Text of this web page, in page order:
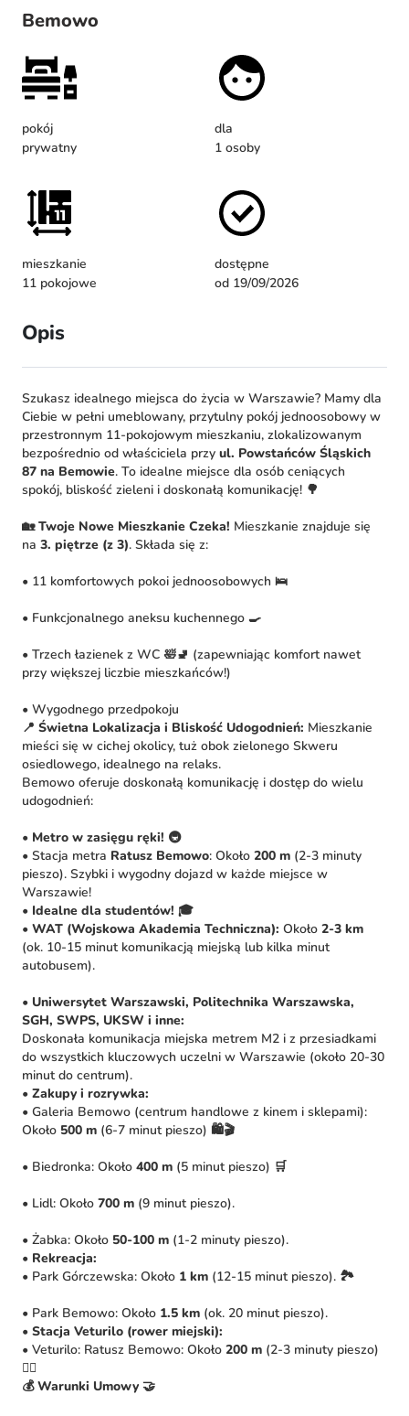
Bemowo
pokój
prywatny
dla
1 osoby
mieszkanie
11 pokojowe
dostępne
od 19/09/2026
Opis
Szukasz idealnego miejsca do życia w Warszawie? Mamy dla
Ciebie w pełni umeblowany, przytulny pokój jednoosobowy w
przestronnym 11-pokojowym mieszkaniu, zlokalizowanym
bezpośrednio od właściciela przy ul. Powstańców Śląskich
87 na Bemowie. To idealne miejsce dla osób ceniących
spokój, bliskość zieleni i doskonałą komunikację! 🌳
🏡 Twoje Nowe Mieszkanie Czeka! Mieszkanie znajduje się
na 3. piętrze (z 3). Składa się z:
• 11 komfortowych pokoi jednoosobowych 🛌
• Funkcjonalnego aneksu kuchennego 🍳
• Trzech łazienek z WC 🛀🚽 (zapewniając komfort nawet
przy większej liczbie mieszkańców!)
• Wygodnego przedpokoju
📍 Świetna Lokalizacja i Bliskość Udogodnień: Mieszkanie
mieści się w cichej okolicy, tuż obok zielonego Skweru
osiedlowego, idealnego na relaks.
Bemowo oferuje doskonałą komunikację i dostęp do wielu
udogodnień:
• Metro w zasięgu ręki! 🚇
• Stacja metra Ratusz Bemowo: Około 200 m (2-3 minuty
pieszo). Szybki i wygodny dojazd w każde miejsce w
Warszawie!
• Idealne dla studentów! 🎓
• WAT (Wojskowa Akademia Techniczna): Około 2-3 km
(ok. 10-15 minut komunikacją miejską lub kilka minut
autobusem).
• Uniwersytet Warszawski, Politechnika Warszawska,
SGH, SWPS, UKSW i inne:
Doskonała komunikacja miejska metrem M2 i z przesiadkami
do wszystkich kluczowych uczelni w Warszawie (około 20-30
minut do centrum).
• Zakupy i rozrywka:
• Galeria Bemowo (centrum handlowe z kinem i sklepami):
Około 500 m (6-7 minut pieszo) 🛍️🎬
• Biedronka: Około 400 m (5 minut pieszo) 🛒
• Lidl: Około 700 m (9 minut pieszo).
• Żabka: Około 50-100 m (1-2 minuty pieszo).
• Rekreacja:
• Park Górczewska: Około 1 km (12-15 minut pieszo). 🏞️
• Park Bemowo: Około 1.5 km (ok. 20 minut pieszo).
• Stacja Veturilo (rower miejski):
• Veturilo: Ratusz Bemowo: Około 200 m (2-3 minuty pieszo)
🚴‍♀️
💰 Warunki Umowy 🤝